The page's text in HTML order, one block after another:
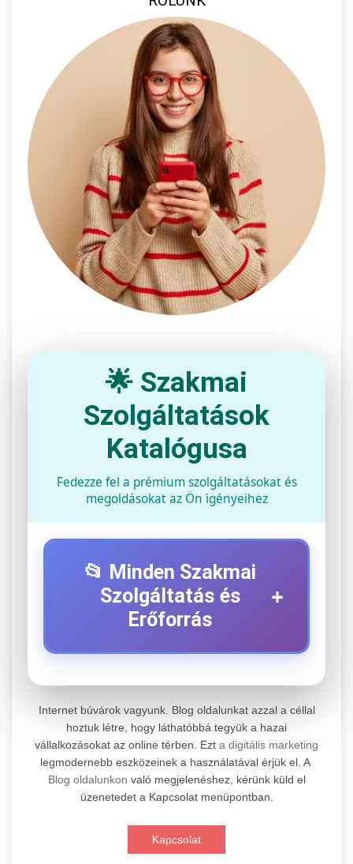
🌟 Szakmai
Szolgáltatások
Katalógusa
Fedezze fel a prémium szolgáltatásokat és
megoldásokat az Ön igényeihez
📂 Minden Szakmai
Szolgáltatás és
Erőforrás
+
+
Professzionális elektromos roller javítási és
karbantartási szolgáltatások. Szakértő
technikusaink minőségi szervízt nyújtanak
minden jelentős márkához és modellhez.
Szervizközpont Látogatása
📊 2. Online Marketing
Ügynökség
+
beleértve a SEO-t, közösségi média kezelést és
digitális hirdetéseket. Növekedés elérése
🛴 3. Legjobb Elektromos Roller
Internet búvárok vagyunk. Blog oldalunkat azzal a céllal
hoztuk létre, hogy láthatóbbá tegyük a hazai
vállalkozásokat az online térben. Ezt a digitális marketing
legmodernebb eszközeinek a használatával érjük el. A
Blog oldalunkon való megjelenéshez, kérünk küld el
üzenetedet a Kapcsolat menüpontban.
Kapcsolat